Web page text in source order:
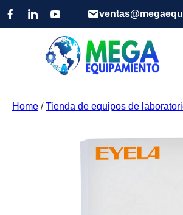
Home /Tienda de equipos de